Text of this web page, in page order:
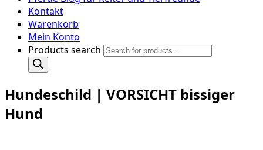
Kontakt
Warenkorb
Mein Konto
Products search
Hundeschild | VORSICHT bissiger
Hund